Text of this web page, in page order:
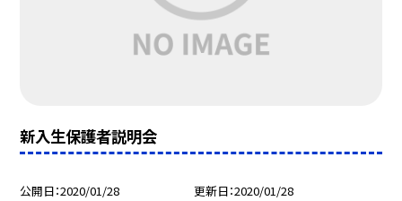
新入生保護者説明会
公開日 2020/01/28 更新日 2020/01/28